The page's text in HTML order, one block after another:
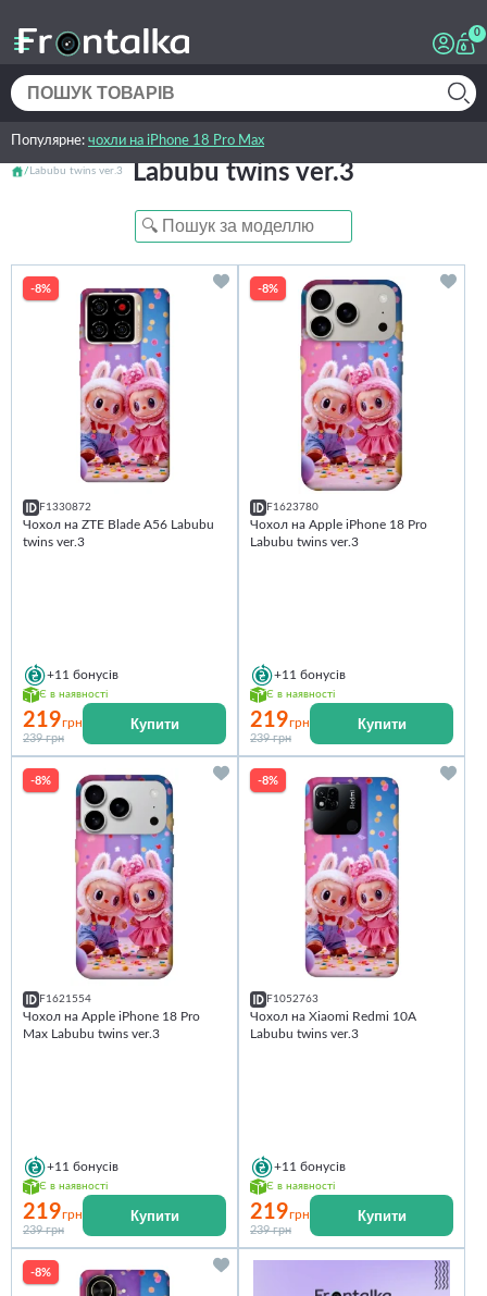
0
Популярне: чохли на iPhone 18 Pro Max
Labubu twins ver.3 Labubu twins ver.3
-8%
F1330872
Чохол на ZTE Blade A56 Labubu
twins ver.3
+11 бонусів
Є в наявності
219грн
239 грн
Купити
-8%
F1623780
Чохол на Apple iPhone 18 Pro
Labubu twins ver.3
+11 бонусів
Є в наявності
219грн
239 грн
Купити
-8%
F1621554
Чохол на Apple iPhone 18 Pro
Max Labubu twins ver.3
+11 бонусів
Є в наявності
219грн
239 грн
Купити
-8%
F1052763
Чохол на Xiaomi Redmi 10A
Labubu twins ver.3
+11 бонусів
Є в наявності
219грн
239 грн
Купити
-8%